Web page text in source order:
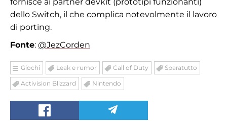
dello Switch, il che complica notevolmente il lavoro
di porting.
Fonte: @JezCorden
Giochi Leak e rumor Call of Duty Sparatutto
Activision Blizzard Nintendo